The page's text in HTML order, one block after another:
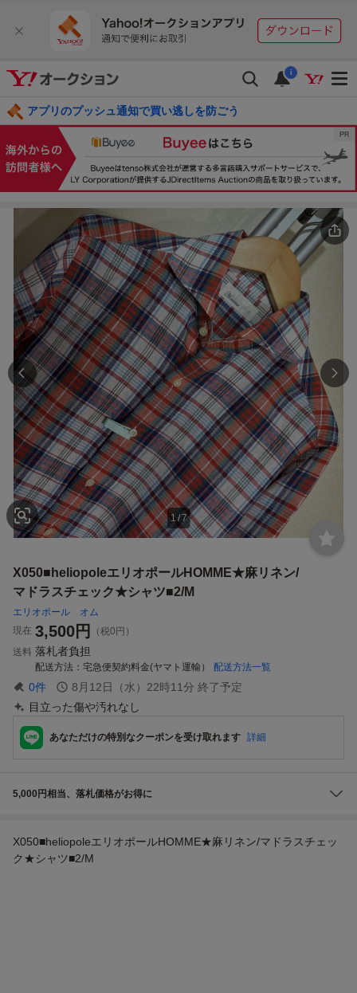
i
アプリのプッシュ通知で買い逃しを防ごう
1/7
X050■heliopoleエリオポールHOMME★麻リネン/
マドラスチェック★シャツ■2/M
エリオポール オム
現在 3,500円
（税0円）
送料 落札者負担
配送方法 宅急便契約料金(ヤマト運輸） 配送方法一覧
0件 8月12日（水）22時11分 終了予定
目立った傷や汚れなし
あなただけの特別なクーポンを受け取れます 詳細
5,000円相当、落札価格がお得に
X050■heliopoleエリオポールHOMME★麻リネン/マドラスチェッ
ク★シャツ■2/M